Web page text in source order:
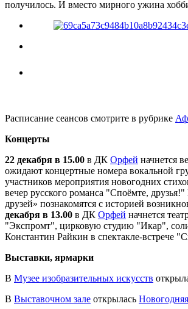
получилось. И вместо мирного ужина
Расписание сеансов смотрите в рубрике
Концерты
22 декабря в 15.00 в ДК Орфей начнется
ожидают концертные номера вокальной
участников мероприятия новогодних
вечер русского романса "Споёмте,
друзей» познакомятся с историей
декабря в 13.00 в ДК Орфей начнется
"Экспромт", цирковую студию "Икар",
Константин Райкин в спектакле-встрече
Выставки, ярмарки
В Музее изобразительных искусств
В Выставочном зале открылась